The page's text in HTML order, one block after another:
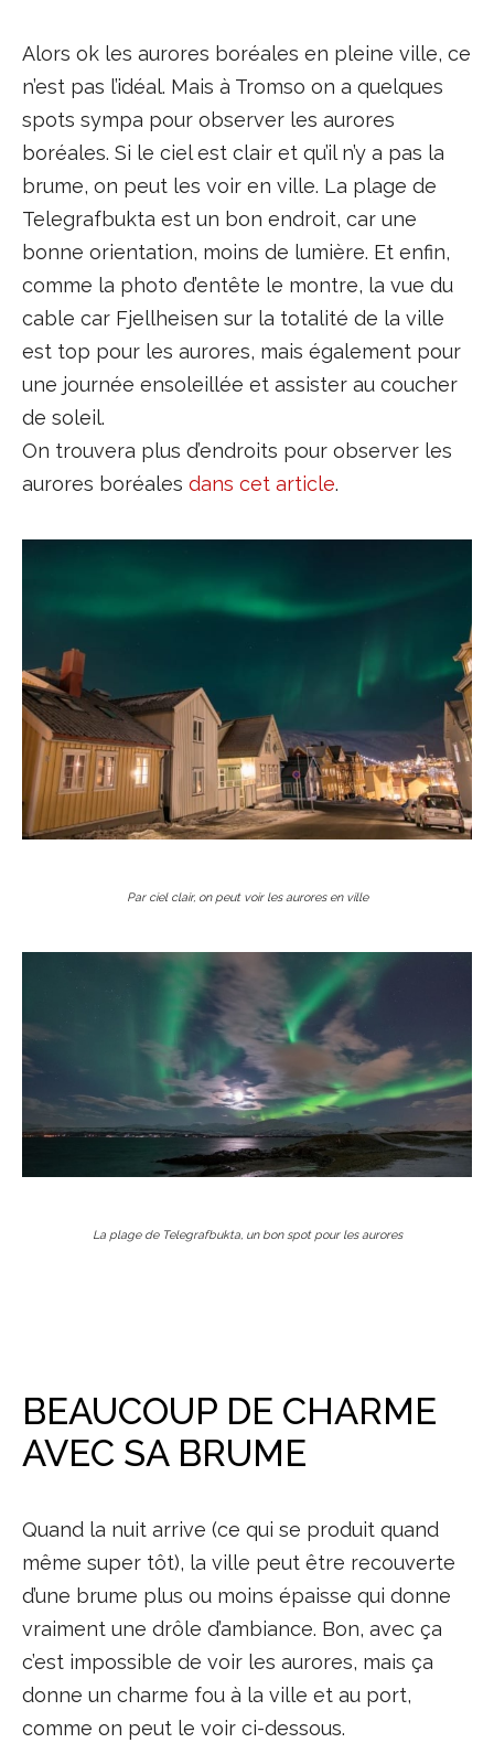
Alors ok les aurores boréales en pleine ville, ce
n’est pas l’idéal. Mais à Tromso on a quelques
spots sympa pour observer les aurores
boréales. Si le ciel est clair et qu’il n’y a pas la
brume, on peut les voir en ville. La plage de
Telegrafbukta est un bon endroit, car une
bonne orientation, moins de lumière. Et enfin,
comme la photo d’entête le montre, la vue du
cable car Fjellheisen sur la totalité de la ville
est top pour les aurores, mais également pour
une journée ensoleillée et assister au coucher
de soleil.
On trouvera plus d’endroits pour observer les
aurores boréales dans cet article.
Par ciel clair, on peut voir les aurores en ville
La plage de Telegrafbukta, un bon spot pour les aurores
BEAUCOUP DE CHARME
AVEC SA BRUME
Quand la nuit arrive (ce qui se produit quand
même super tôt), la ville peut être recouverte
d’une brume plus ou moins épaisse qui donne
vraiment une drôle d’ambiance. Bon, avec ça
c’est impossible de voir les aurores, mais ça
donne un charme fou à la ville et au port,
comme on peut le voir ci-dessous.